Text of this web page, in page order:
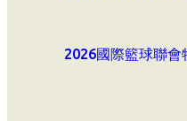
2026國際籃球聯會